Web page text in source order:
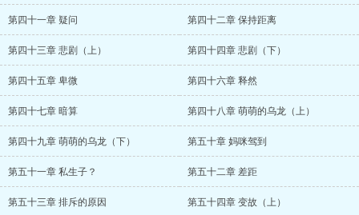
第四十一章 疑问 第四十二章 保持距离
第四十三章 悲剧（上） 第四十四章 悲剧（下）
第四十五章 卑微 第四十六章 释然
第四十七章 暗算 第四十八章 萌萌的乌龙（上）
第四十九章 萌萌的乌龙（下） 第五十章 妈咪驾到
第五十一章 私生子？ 第五十二章 差距
第五十三章 排斥的原因 第五十四章 变故（上）